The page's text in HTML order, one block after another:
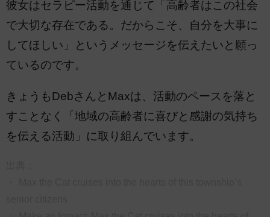
彼女はセラピー活動を通じて「高齢者はこの社会
で大切な存在である。だからこそ、自分を大事に
してほしい」というメッセージを伝えたいと願っ
ているのです。
きょうもDebさんとMaxは、活動のペースを落と
すことなく「地域の高齢者に喜びと感謝の気持ち
を伝える活動」に取り組んでいます。